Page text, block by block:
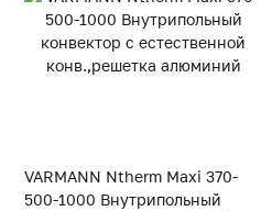
VARMANN Ntherm Maxi 370-
500-1000 Внутрипольный